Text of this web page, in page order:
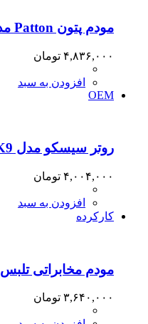
مودم پتون Patton مدل ۳۲۴۱
۴,۸۳۶,۰۰۰ تومان
افزودن به سبد
OEM
روتر سیسکو مدل Cisco 1921-K9
۴,۰۰۴,۰۰۰ تومان
افزودن به سبد
کارکرده
مودم مخابراتی تلبس CTE-S V35
۳,۶۴۰,۰۰۰ تومان